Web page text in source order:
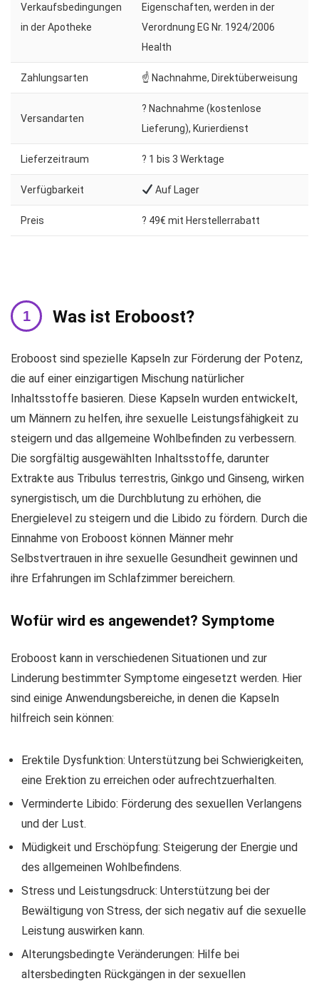
Verkaufsbedingungen
in der Apotheke
Eigenschaften, werden in der
Verordnung EG Nr. 1924/2006
Health
Zahlungsarten ☝ Nachnahme, Direktüberweisung
Versandarten
? Nachnahme (kostenlose
Lieferung), Kurierdienst
Lieferzeitraum ?️ 1 bis 3 Werktage
Verfügbarkeit Auf Lager
Preis ? 49€ mit Herstellerrabatt
Was ist Eroboost?
Eroboost sind spezielle Kapseln zur Förderung der Potenz,
die auf einer einzigartigen Mischung natürlicher
Inhaltsstoffe basieren. Diese Kapseln wurden entwickelt,
um Männern zu helfen, ihre sexuelle Leistungsfähigkeit zu
steigern und das allgemeine Wohlbefinden zu verbessern.
Die sorgfältig ausgewählten Inhaltsstoffe, darunter
Extrakte aus Tribulus terrestris, Ginkgo und Ginseng, wirken
synergistisch, um die Durchblutung zu erhöhen, die
Energielevel zu steigern und die Libido zu fördern. Durch die
Einnahme von Eroboost können Männer mehr
Selbstvertrauen in ihre sexuelle Gesundheit gewinnen und
ihre Erfahrungen im Schlafzimmer bereichern.
Wofür wird es angewendet? Symptome
Eroboost kann in verschiedenen Situationen und zur
Linderung bestimmter Symptome eingesetzt werden. Hier
sind einige Anwendungsbereiche, in denen die Kapseln
hilfreich sein können:
Erektile Dysfunktion: Unterstützung bei Schwierigkeiten,
eine Erektion zu erreichen oder aufrechtzuerhalten.
Verminderte Libido: Förderung des sexuellen Verlangens
und der Lust.
Müdigkeit und Erschöpfung: Steigerung der Energie und
des allgemeinen Wohlbefindens.
Stress und Leistungsdruck: Unterstützung bei der
Bewältigung von Stress, der sich negativ auf die sexuelle
Leistung auswirken kann.
Alterungsbedingte Veränderungen: Hilfe bei
altersbedingten Rückgängen in der sexuellen